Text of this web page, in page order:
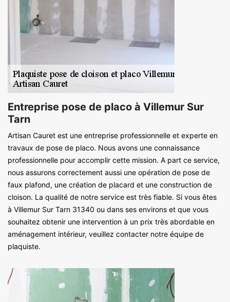
Entreprise pose de placo à Villemur Sur
Tarn
Artisan Cauret est une entreprise professionnelle et experte en
travaux de pose de placo. Nous avons une connaissance
professionnelle pour accomplir cette mission. A part ce service,
nous assurons correctement aussi une opération de pose de
faux plafond, une création de placard et une construction de
cloison. La qualité de notre service est très fiable. Si vous êtes
à Villemur Sur Tarn 31340 ou dans ses environs et que vous
souhaitez obtenir une intervention à un prix très abordable en
aménagement intérieur, veuillez contacter notre équipe de
plaquiste.